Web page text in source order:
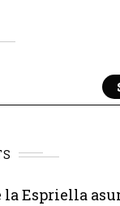
la Espriella